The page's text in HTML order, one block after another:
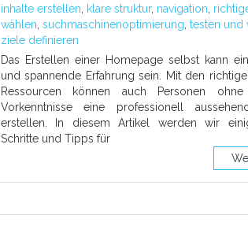
inhalte erstellen
klare struktur, navigation
wählen suchmaschinenoptimierung testen und
ziele definieren
Das Erstellen einer Homepage selbst kann
und spannende Erfahrung sein. Mit den
Ressourcen können auch Personen ohne
Vorkenntnisse eine professionell
erstellen. In diesem Artikel werden wir
Schritte und Tipps für